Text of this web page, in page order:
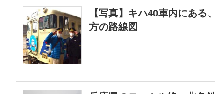
【写真】キハ40車内にある
方の路線図